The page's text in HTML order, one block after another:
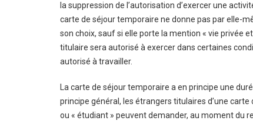
la suppression de l’autorisation d’exercer une
carte de séjour temporaire ne donne pas par elle-
son choix, sauf si elle porte la mention « vie privée
titulaire sera autorisé à exercer dans certaines
autorisé à travailler.
La carte de séjour temporaire a en principe une
principe général, les étrangers titulaires d’une
ou « étudiant » peuvent demander, au moment du